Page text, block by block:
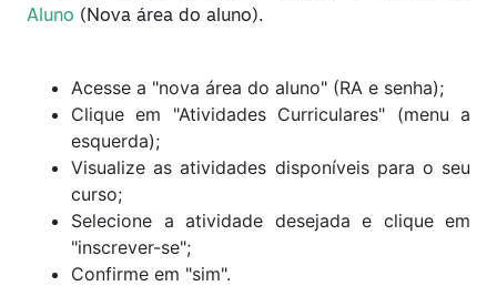
Aluno (Nova área do aluno).
Acesse a "nova área do aluno" (RA e senha);
Clique em "Atividades Curriculares" (menu a
esquerda);
Visualize as atividades disponíveis para o seu
curso;
Selecione a atividade desejada e clique em
"inscrever-se";
Confirme em "sim".